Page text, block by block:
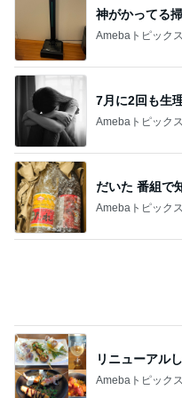
隣はゆずれな
Amebaトピックス
記